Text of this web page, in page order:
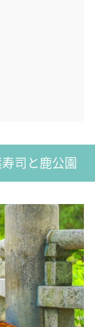
司と鹿公園